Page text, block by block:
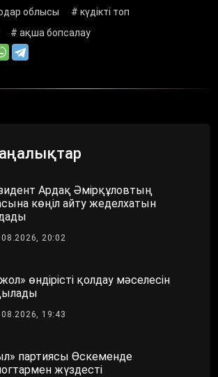
облысы
# күдікті топ
# ақша бопсалау
Ардақ Әмірқұловтың
көңіл айту жеделхатын
20:02
өндірісті қолдау мәселесін
19:43
партиясы Өскеменде
жүздесті